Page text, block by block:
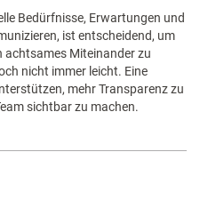
Bedürfnisse, Erwartungen und
ist entscheidend, um
achtsames Miteinander zu
nicht immer leicht. Eine
mehr Transparenz zu
sichtbar zu machen.